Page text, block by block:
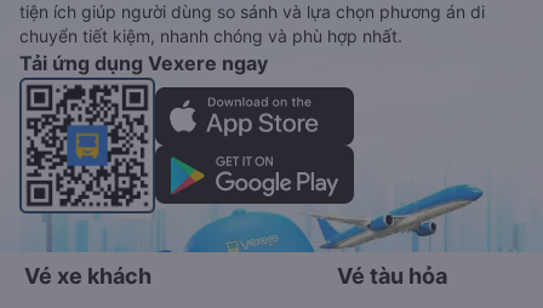
tiện ích giúp người dùng so sánh và lựa chọn phương án di
chuyển tiết kiệm, nhanh chóng và phù hợp nhất.
Tải ứng dụng Vexere ngay
Vé xe khách Vé tàu hỏa